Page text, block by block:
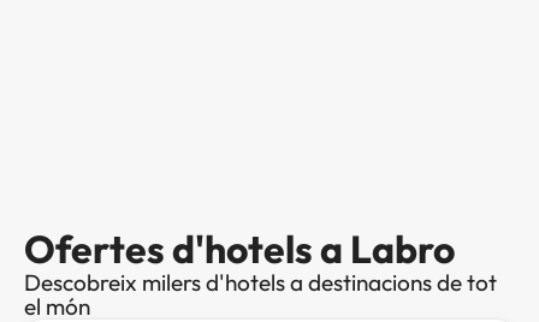
Ofertes d'hotels a Labro
Descobreix milers d'hotels a destinacions de tot
el món